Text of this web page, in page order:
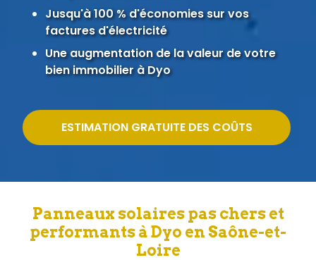
Jusqu'à 100 % d'économies sur vos
factures d'électricité
Une augmentation de la valeur de votre
bien immobilier à Dyo
ESTIMATION GRATUITE DES COÛTS
Panneaux solaires pas chers et
performants à Dyo en Saône-et-
Loire